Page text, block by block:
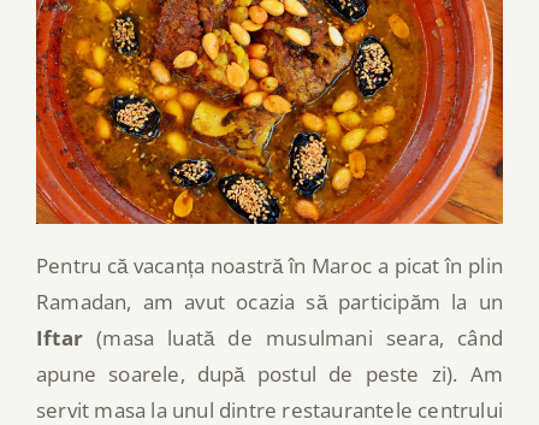
Pentru că vacanța noastră în Maroc a picat în plin
Ramadan, am avut ocazia să participăm la un
Iftar (masa luată de musulmani seara, când
apune soarele, după postul de peste zi). Am
servit masa la unul dintre restaurantele centrului